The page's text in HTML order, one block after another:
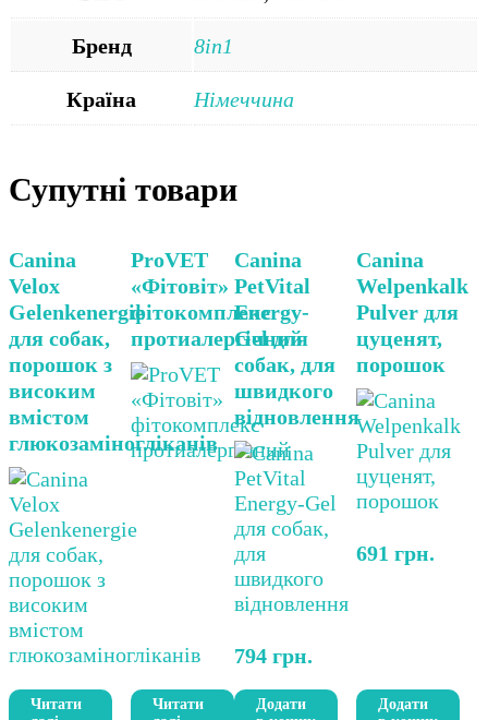
Бренд 8in1
Країна Німеччина
Супутні товари
Canina
Velox
Gelenkenergie
для собак,
порошок з
високим
вмістом
глюкозаміногліканів
Читати
ProVET
«Фітовіт»
фітокомплекс
протиалергічний
Читати
Canina
PetVital
Energy-
Gel для
собак, для
швидкого
відновлення
794 грн.
Додати
Canina
Welpenkalk
Pulver для
цуценят,
порошок
691 грн.
Додати